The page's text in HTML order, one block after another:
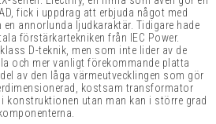
fick i uppdrag att erbjuda något med
annorlunda ljudkaraktär. Tidigare hade
förstärkartekniken från IEC Power.
D-teknik, men som inte lider av de
och mer vanligt förekommande platta
av den låga värmeutvecklingen som gör
kostsam transformator
konstruktionen utan man kan i större grad